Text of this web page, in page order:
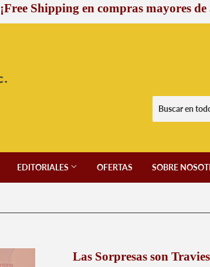
¡Free Shipping en compras mayores de
EDITORIALES OFERTAS SOBRE
Las Sorpresas son